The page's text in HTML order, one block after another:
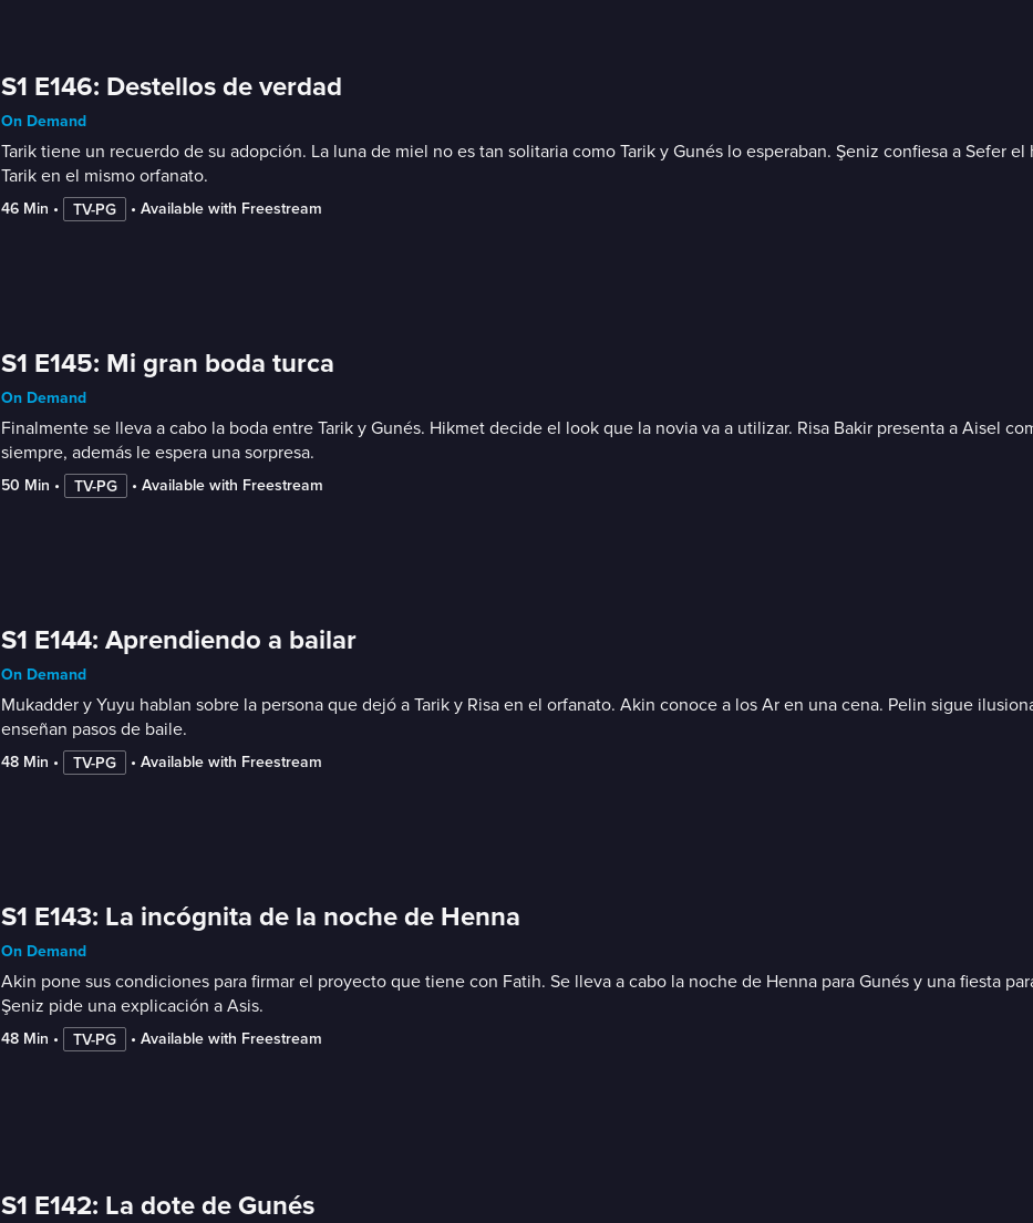
S1 E146: Destellos de verdad
On Demand
Tarik tiene un recuerdo de su adopción. La luna de miel no es tan solitaria como Tarik y Gunés lo esperaban. Şeniz confiesa a Sefer
Tarik en el mismo orfanato.
46 Min • TV-PG • Available with Freestream
S1 E145: Mi gran boda turca
On Demand
Finalmente se lleva a cabo la boda entre Tarik y Gunés. Hikmet decide el look que la novia va a utilizar. Risa Bakir presenta a Aisel
siempre, además le espera una sorpresa.
50 Min • TV-PG • Available with Freestream
S1 E144: Aprendiendo a bailar
On Demand
Mukadder y Yuyu hablan sobre la persona que dejó a Tarik y Risa en el orfanato. Akin conoce a los Ar en una cena. Pelin sigue
enseñan pasos de baile.
48 Min • TV-PG • Available with Freestream
S1 E143: La incógnita de la noche de Henna
On Demand
Akin pone sus condiciones para firmar el proyecto que tiene con Fatih. Se lleva a cabo la noche de Henna para Gunés y una fiesta
Şeniz pide una explicación a Asis.
48 Min • TV-PG • Available with Freestream
S1 E142: La dote de Gunés